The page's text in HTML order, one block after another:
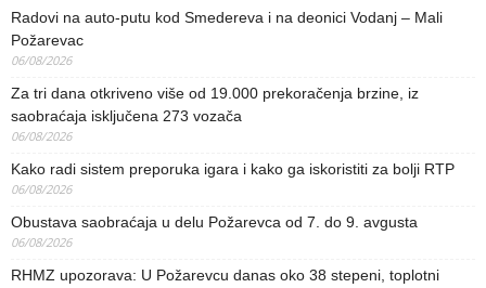
Radovi na auto-putu kod Smedereva i na deonici Vodanj – Mali
Požarevac
06/08/2026
Za tri dana otkriveno više od 19.000 prekoračenja brzine, iz
saobraćaja isključena 273 vozača
06/08/2026
Kako radi sistem preporuka igara i kako ga iskoristiti za bolji RTP
06/08/2026
Obustava saobraćaja u delu Požarevca od 7. do 9. avgusta
06/08/2026
RHMZ upozorava: U Požarevcu danas oko 38 stepeni, toplotni